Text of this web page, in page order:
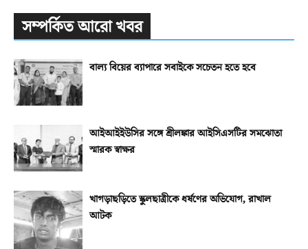
সম্পর্কিত আরো খবর
বাল্য বিয়ের ব্যাপারে সবাইকে সচেতন হতে হবে
আইআইইউসির সঙ্গে শ্রীলঙ্কার আইসিএসটির সমঝোতা
স্মারক স্বাক্ষর
খাগড়াছড়িতে স্কুলছাত্রীকে ধর্ষণের অভিযোগ, রাখাল
আটক